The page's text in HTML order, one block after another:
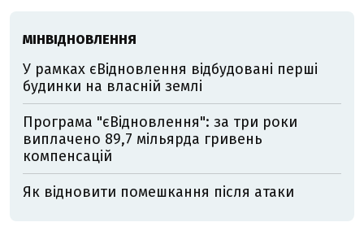
МІНВІДНОВЛЕННЯ
У рамках єВідновлення відбудовані перші
будинки на власній землі
Програма "єВідновлення": за три роки
виплачено 89,7 мільярда гривень
компенсацій
Як відновити помешкання після атаки